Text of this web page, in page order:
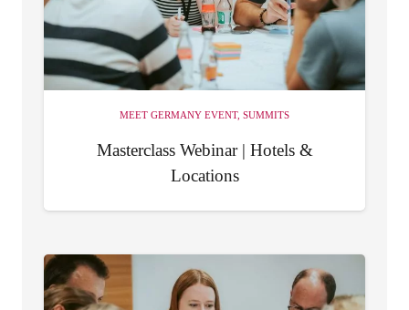
MEET GERMANY EVENT, SUMMITS
Masterclass Webinar | Hotels &
Locations